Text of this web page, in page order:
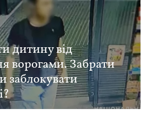
дитину від
ворогами. Забрати
заблокувати